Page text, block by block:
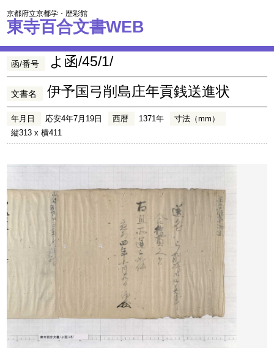
京都府立京都学・歴彩館
東寺百合文書WEB
函/番号 よ函/45/1/
文書名 伊予国弓削島庄年貢銭送進状
年月日 応安4年7月19日 西暦 1371年
寸法（mm）
縦313 x 横411